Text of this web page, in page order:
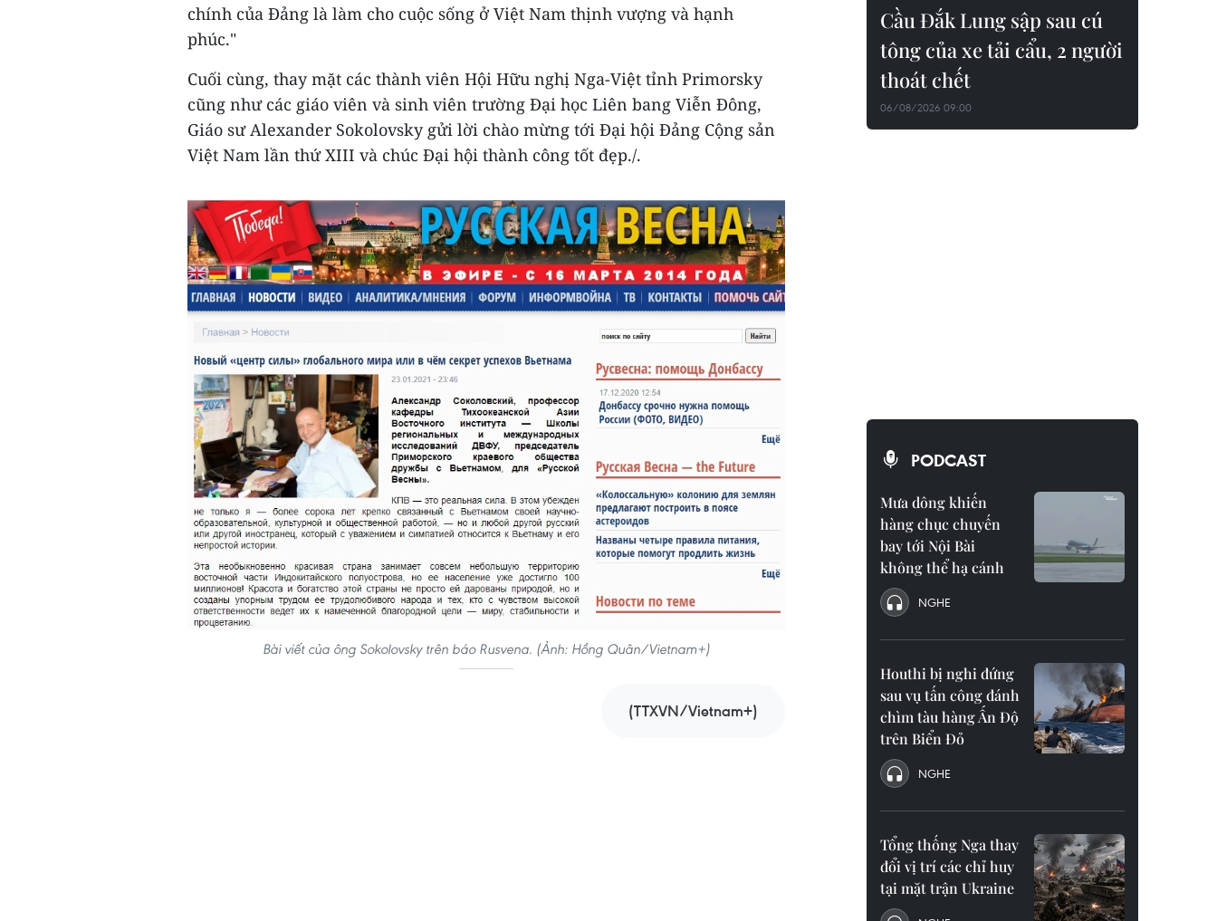
chính của Đảng là làm cho cuộc sống ở Việt Nam thịnh vượng và hạnh
phúc."
Cuối cùng, thay mặt các thành viên Hội Hữu nghị Nga-Việt tỉnh Primorsky
cũng như các giáo viên và sinh viên trường Đại học Liên bang Viễn Đông,
Giáo sư Alexander Sokolovsky gửi lời chào mừng tới Đại hội Đảng Cộng sản
Việt Nam lần thứ XIII và chúc Đại hội thành công tốt đẹp./.
Bài viết của ông Sokolovsky trên báo Rusvena. (Ảnh: Hồng Quân/Vietnam+)
(TTXVN/Vietnam+)
Cầu Đắk Lung sập sau cú
tông của xe tải cẩu, 2 người
thoát chết
06/08/2026 09:00
PODCAST
Mưa dông khiến
hàng chục chuyến
bay tới Nội Bài
không thể hạ cánh
NGHE
Houthi bị nghi đứng
sau vụ tấn công đánh
chìm tàu hàng Ấn Độ
trên Biển Đỏ
NGHE
Tổng thống Nga thay
đổi vị trí các chỉ huy
tại mặt trận Ukraine